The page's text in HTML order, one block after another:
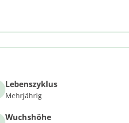
Lebenszyklus
Mehrjährig
Wuchshöhe